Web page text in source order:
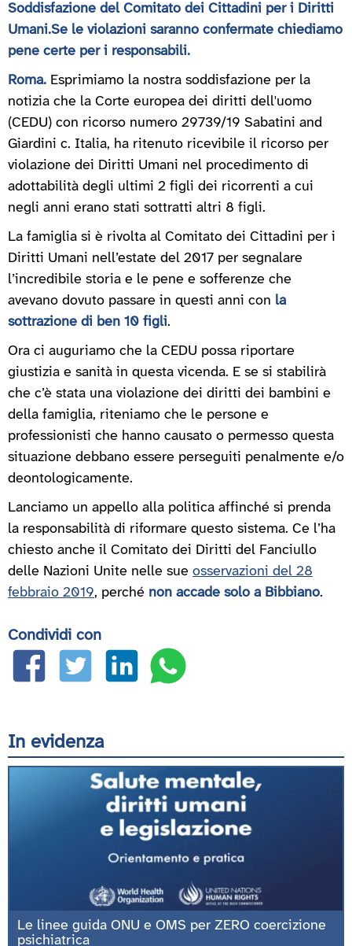
Soddisfazione del Comitato dei Cittadini per i Diritti
Umani.Se le violazioni saranno confermate chiediamo
pene certe per i responsabili.
Roma. Esprimiamo la nostra soddisfazione per la
notizia che la Corte europea dei diritti dell'uomo
(CEDU) con ricorso numero 29739/19 Sabatini and
Giardini c. Italia, ha ritenuto ricevibile il ricorso per
violazione dei Diritti Umani nel procedimento di
adottabilità degli ultimi 2 figli dei ricorrenti a cui
negli anni erano stati sottratti altri 8 figli.
La famiglia si è rivolta al Comitato dei Cittadini per i
Diritti Umani nell’estate del 2017 per segnalare
l’incredibile storia e le pene e sofferenze che
avevano dovuto passare in questi anni con la
sottrazione di ben 10 figli.
Ora ci auguriamo che la CEDU possa riportare
giustizia e sanità in questa vicenda. E se si stabilirà
che c’è stata una violazione dei diritti dei bambini e
della famiglia, riteniamo che le persone e
professionisti che hanno causato o permesso questa
situazione debbano essere perseguiti penalmente e/o
deontologicamente.
Lanciamo un appello alla politica affinché si prenda
la responsabilità di riformare questo sistema. Ce l’ha
chiesto anche il Comitato dei Diritti del Fanciullo
delle Nazioni Unite nelle sue osservazioni del 28
febbraio 2019, perché non accade solo a Bibbiano.
Condividi con
In evidenza
Le linee guida ONU e OMS per ZERO coercizione
psichiatrica